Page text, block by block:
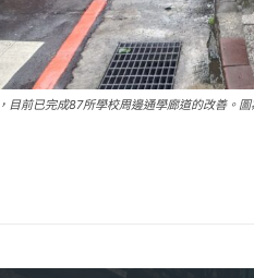
目前已完成87所學校周邊通學廊道的改善。